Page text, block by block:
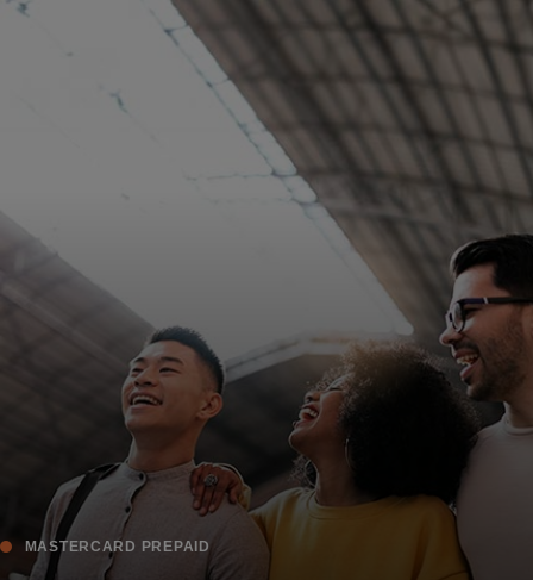
Για επιχειρήσεις
Για καινοτόμους
Νέα και τάσεις
MASTERCARD PREPAID